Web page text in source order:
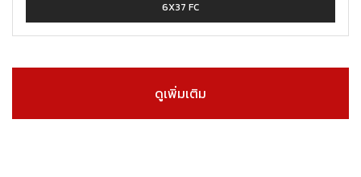
6X37 FC
ดูเพิ่มเติม